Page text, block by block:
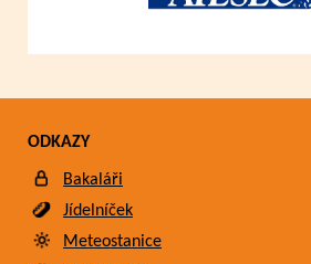
ODKAZY
Bakaláři
Jídelníček
Meteostanice